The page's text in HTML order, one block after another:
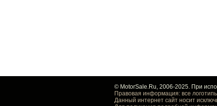
© MotorSale.Ru, 2006-2025. При
Правовая информация: все
Данный интернет сайт носит